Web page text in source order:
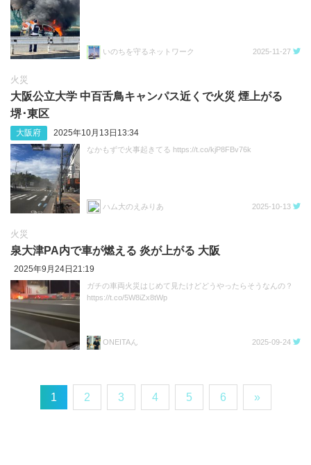
いのちを守るネットワーク 2025-11-27
火災
大阪公立大学 中百舌鳥キャンパス近くで火災 煙上がる
堺･東区
大阪府 2025年10月13日13:34
なかもずで火事起きてる https://t.co/kjP8FBv76k
ハム大のえみりあ 2025-10-13
火災
泉大津PA内で車が燃える 炎が上がる 大阪
2025年9月24日21:19
ガチの車両火災はじめて見たけどどうやったらそうなんの？
https://t.co/5W8iZx8tWp
ONEITAん 2025-09-24
1 2 3 4 5 6 »